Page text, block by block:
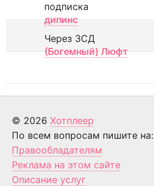
подписка
дипинс
Через ЗСД
(Богемный) Люфт
© 2026 Хотплеер
По всем вопросам пишите на:
Правообладателям
Реклама на этом сайте
Описание услуг